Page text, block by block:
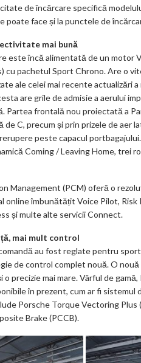
de încărcare specifică
poate face și la punctele de
mai bună
este încă alimentată de un motor
cu pachetul Sport Chrono. Are o
ale celei mai recente actualizări
are grile de admisie a aerului
Partea frontală nou proiectată a
C, precum și prin prizele de aer
peste capacul
Coming / Leaving Home, trei
Management (PCM) oferă o
online îmbunătățit Voice Pilot,
și multe alte servicii Connect.
mai mult control
au fost reglate pentru
de control complet nouă. O nouă
precizie mai mare. Vârful de
în prezent, cum ar fi
Porsche Torque Vectoring
Brake (PCCB).